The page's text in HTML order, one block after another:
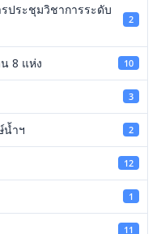
ประชุมวิชาการระดับ
2
8 แห่ง 10
3
น้ำฯ 2
12
1
11